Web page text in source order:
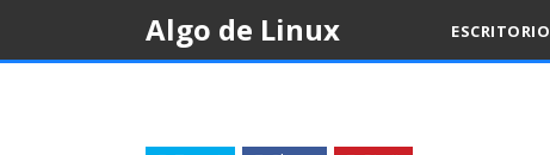
content
Algo de Linux ESCRITORIO